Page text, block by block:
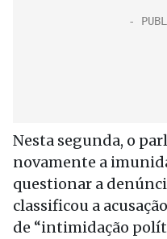
Nesta segunda, o
novamente a
questionar a
classificou a
de “intimidação